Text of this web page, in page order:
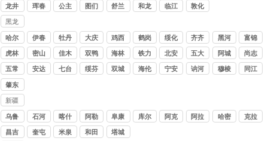
龙井 珲春
公主
图们 舒兰 和龙 临江 敦化
黑龙
江讨
债公
司
哈尔
滨
伊春
牡丹
江
大庆 鸡西 鹤岗 绥化
齐齐
哈尔
黑河 富锦
虎林 密山
佳木
斯
双鸭
山
海林 铁力 北安
五大
连池
阿城 尚志
五常 安达
七台
绥芬
双城 海伦 宁安 讷河 穆棱 同江
肇东
新疆
讨债
公司
乌鲁
木齐
石河
子
喀什
阿勒
泰
阜康
库尔
阿克
阿拉
哈密
克拉
昌吉 奎屯 米泉 和田 塔城